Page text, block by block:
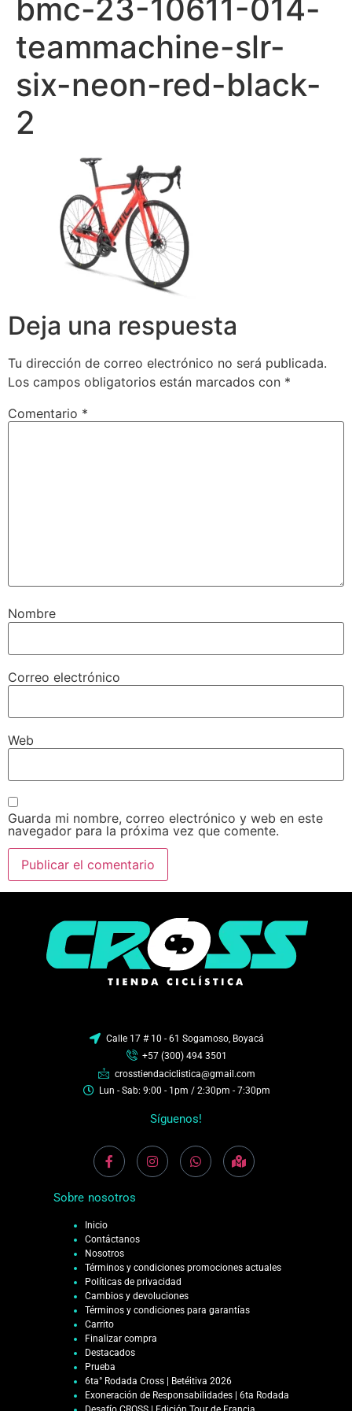
bmc-23-10611-014-
teammachine-slr-
six-neon-red-black-
2
Deja una respuesta
Tu dirección de correo electrónico no será publicada.
Los campos obligatorios están marcados con *
Comentario *
Nombre
Correo electrónico
Web
Guarda mi nombre, correo electrónico y web en este
navegador para la próxima vez que comente.
Calle 17 # 10 - 61 Sogamoso, Boyacá
+57 (300) 494 3501
crosstiendaciclistica@gmail.com
Lun - Sab: 9:00 - 1pm / 2:30pm - 7:30pm
Síguenos!
Sobre nosotros
Inicio
Contáctanos
Nosotros
Términos y condiciones promociones actuales
Políticas de privacidad
Cambios y devoluciones
Términos y condiciones para garantías
Carrito
Finalizar compra
Destacados
Prueba
6ta° Rodada Cross | Betéitiva 2026
Exoneración de Responsabilidades | 6ta Rodada